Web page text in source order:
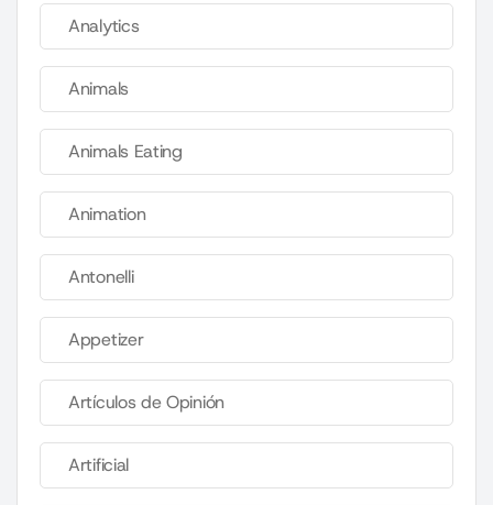
Analytics
Animals
Animals Eating
Animation
Antonelli
Appetizer
Artículos de Opinión
Artificial